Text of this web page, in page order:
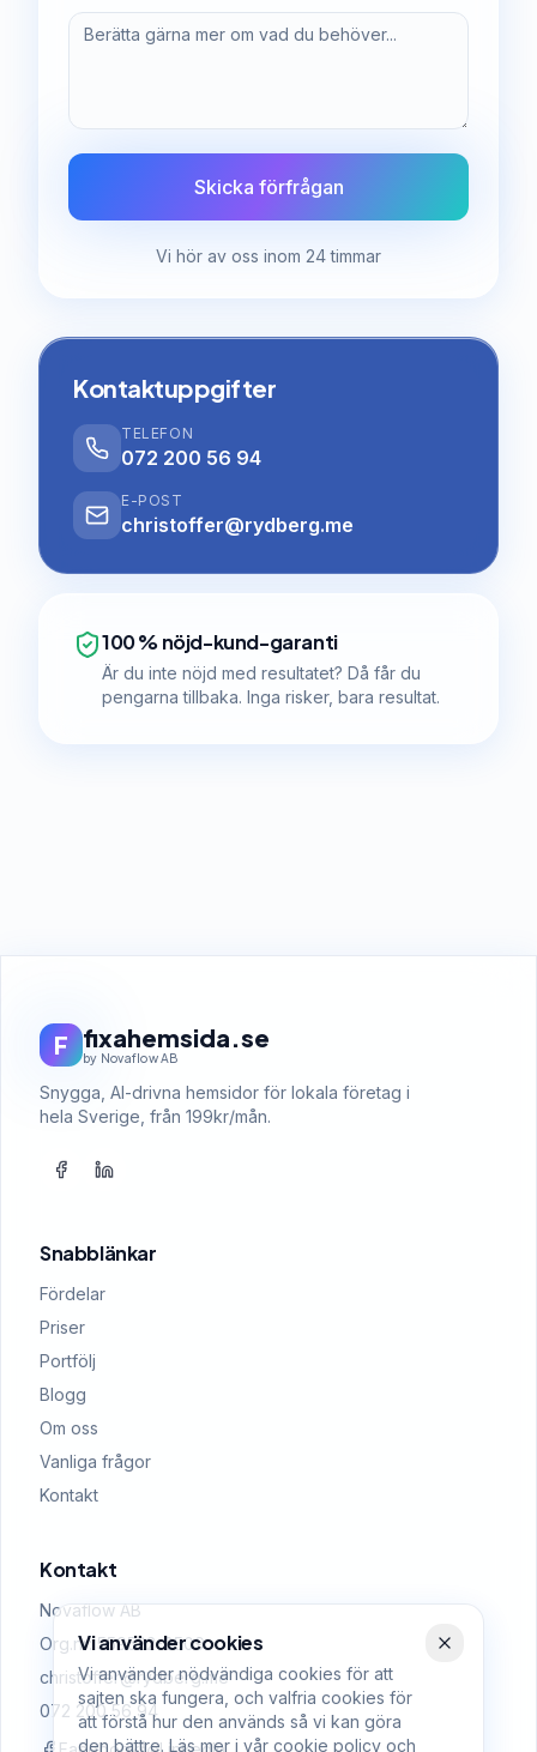
Skicka förfrågan
Vi hör av oss inom 24 timmar
Kontaktuppgifter
TELEFON
072 200 56 94
E-POST
christoffer@rydberg.me
100 % nöjd-kund-garanti
Är du inte nöjd med resultatet? Då får du
pengarna tillbaka. Inga risker, bara resultat.
F fixahemsida.se
by Novaflow AB
Snygga, AI-drivna hemsidor för lokala företag i
hela Sverige, från 199kr/mån.
Snabblänkar
Fördelar
Priser
Portfölj
Blogg
Om oss
Vanliga frågor
Kontakt
Kontakt
Novaflow AB
Org.nr: 559522-0509
christoffer@rydberg.me
072 200 56 94
Vi använder cookies
Vi använder nödvändiga cookies för att
sajten ska fungera, och valfria cookies för
att förstå hur den används så vi kan göra
den bättre. Läs mer i vår cookie policy och